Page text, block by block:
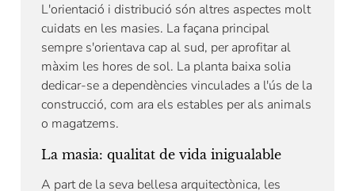
L'orientació i distribució són altres aspectes molt
cuidats en les masies. La façana principal
sempre s'orientava cap al sud, per aprofitar al
màxim les hores de sol. La planta baixa solia
dedicar-se a dependències vinculades a l'ús de la
construcció, com ara els estables per als animals
o magatzems.
La masia: qualitat de vida inigualable
A part de la seva bellesa arquitectònica, les